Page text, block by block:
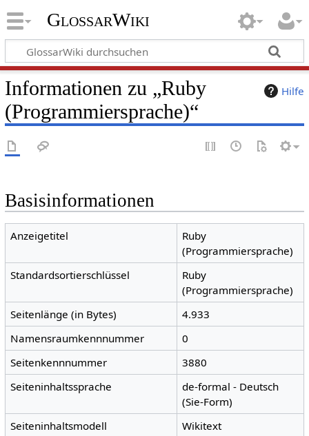
GlossarWiki
Hilfe
Informationen zu „Ruby
(Programmiersprache)“
Basisinformationen
Anzeigetitel
Ruby
(Programmiersprache)
Standardsortierschlüssel
Ruby
(Programmiersprache)
Seitenlänge (in Bytes)
4.933
Namensraumkennnummer
0
Seitenkennnummer
3880
Seiteninhaltssprache
de-formal - Deutsch
(Sie-Form)
Seiteninhaltsmodell
Wikitext